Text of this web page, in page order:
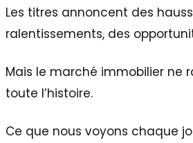
Les titres annoncent des
ralentissements, des
Mais le marché immobilier ne
toute l’histoire.
Ce que nous voyons chaque